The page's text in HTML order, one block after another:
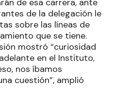
de esa carrera, ante
de la delegación le
sobre las líneas de
que se tiene.
mostró “curiosidad
en el Instituto,
nos íbamos
cuestión”, amplió